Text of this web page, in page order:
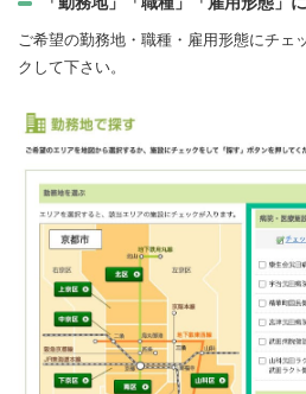
ご希望の勤務地・職種・雇用形態にチェ
クして下さい。